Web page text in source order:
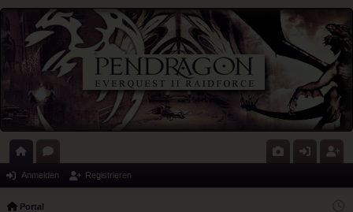
ort or
Anmelden Registrieren
Portal